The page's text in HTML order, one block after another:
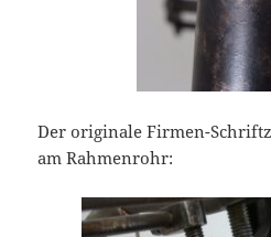
Der originale Firmen-
am Rahmenrohr: